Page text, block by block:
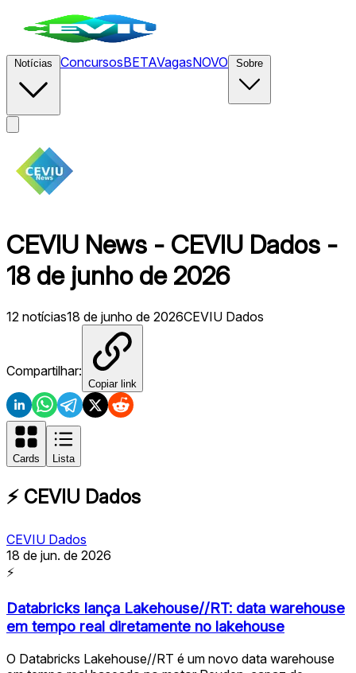
ConcursosBETAVagasNOVO
CEVIU News - CEVIU Dados -
18 de junho de 2026
12 notícias18 de junho de 2026CEVIU Dados
Compartilhar:
Copiar link
Cards Lista
⚡ CEVIU Dados
CEVIU Dados
18 de jun. de 2026
⚡
Databricks lança Lakehouse//RT: data warehouse
em tempo real diretamente no lakehouse
O Databricks Lakehouse//RT é um novo data warehouse